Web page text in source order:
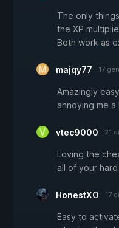
The only
the XP
Both work as
majqy77 17 gen
Amazingly
annoying me
vtec9000 21
Loving the
all of your
HonestXO 17
Easy to